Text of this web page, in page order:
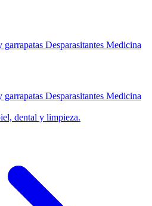
garrapatas Desparasitantes Medicina
garrapatas Desparasitantes Medicina
dental y limpieza.